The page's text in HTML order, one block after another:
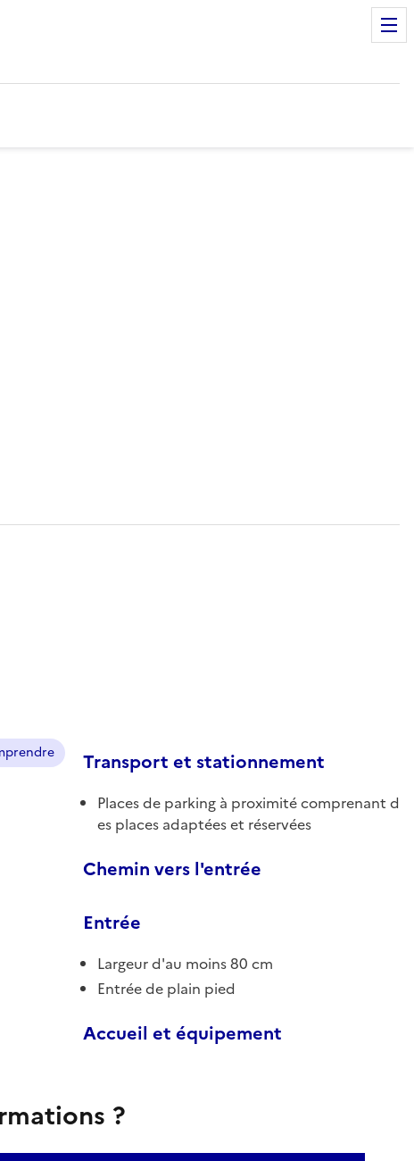
Transport et stationnement
Places de parking à proximité comprenant d
es places adaptées et réservées
Chemin vers l'entrée
Entrée
Largeur d'au moins 80 cm
Entrée de plain pied
Accueil et équipement
?